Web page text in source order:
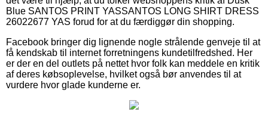
Blue SANTOS PRINT YASSANTOS LONG SHIRT DRESS
26022677 YAS forud for at du færdiggør din shopping.
Facebook bringer dig lignende nogle strålende genveje til at
få kendskab til internet forretningens kundetilfredshed. Her
er der en del outlets på nettet hvor folk kan meddele en kritik
af deres købsoplevelse, hvilket også bør anvendes til at
vurdere hvor glade kunderne er.